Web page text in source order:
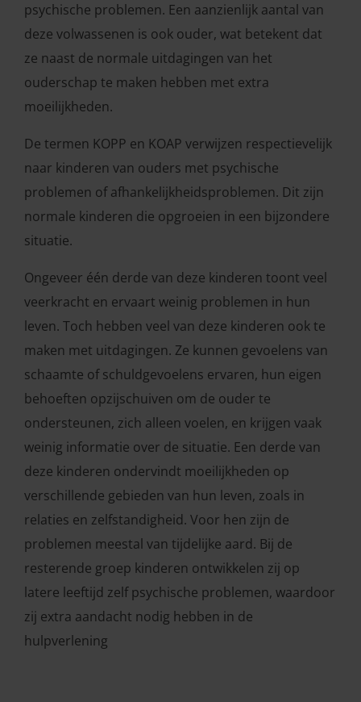
psychische problemen. Een aanzienlijk aantal van
deze volwassenen is ook ouder, wat betekent dat
ze naast de normale uitdagingen van het
ouderschap te maken hebben met extra
moeilijkheden.
De termen KOPP en KOAP verwijzen respectievelijk
naar kinderen van ouders met psychische
problemen of afhankelijkheidsproblemen. Dit zijn
normale kinderen die opgroeien in een bijzondere
situatie.
Ongeveer één derde van deze kinderen toont veel
veerkracht en ervaart weinig problemen in hun
leven. Toch hebben veel van deze kinderen ook te
maken met uitdagingen. Ze kunnen gevoelens van
schaamte of schuldgevoelens ervaren, hun eigen
behoeften opzijschuiven om de ouder te
ondersteunen, zich alleen voelen, en krijgen vaak
weinig informatie over de situatie. Een derde van
deze kinderen ondervindt moeilijkheden op
verschillende gebieden van hun leven, zoals in
relaties en zelfstandigheid. Voor hen zijn de
problemen meestal van tijdelijke aard. Bij de
resterende groep kinderen ontwikkelen zij op
latere leeftijd zelf psychische problemen, waardoor
zij extra aandacht nodig hebben in de
hulpverlening